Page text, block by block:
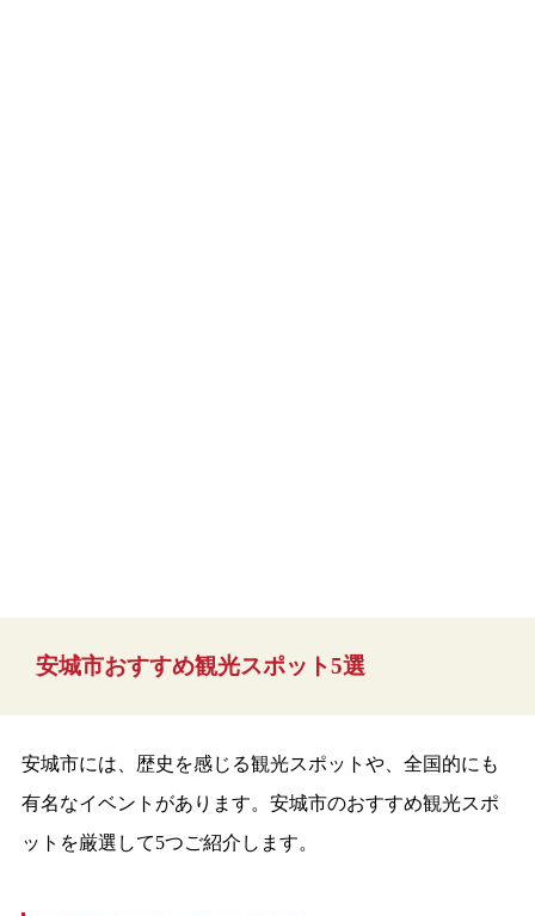
安城市おすすめ観光スポット5選
安城市には、歴史を感じる観光スポットや、全国的にも
有名なイベントがあります。安城市のおすすめ観光スポ
ットを厳選して5つご紹介します。